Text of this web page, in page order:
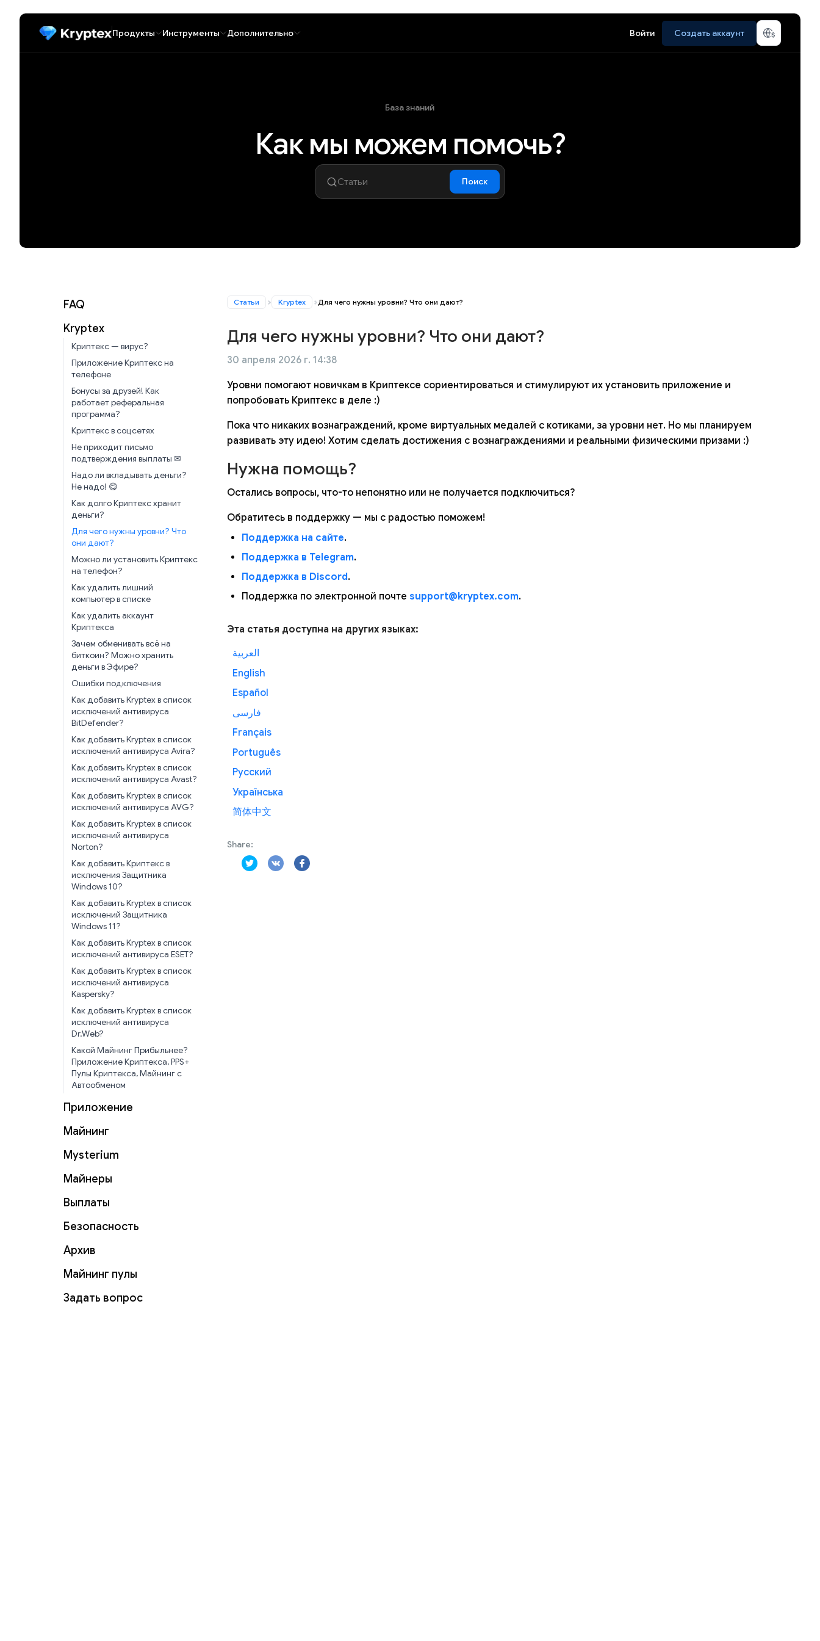
Продукты Инструменты Дополнительно Войти Создать аккаунт
База знаний
Как мы можем помочь?
Поиск
FAQ
Kryptex
Криптекс — вирус?
Приложение Криптекс на
телефоне
Бонусы за друзей! Как
работает реферальная
программа?
Криптекс в соцсетях
Не приходит письмо
подтверждения выплаты ✉
Надо ли вкладывать деньги?
Не надо! 😋
Как долго Криптекс хранит
деньги?
Для чего нужны уровни? Что
они дают?
Можно ли установить Криптекс
на телефон?
Как удалить лишний
компьютер в списке
Как удалить аккаунт
Криптекса
Зачем обменивать всё на
биткоин? Можно хранить
деньги в Эфире?
Ошибки подключения
Как добавить Kryptex в список
исключений антивируса
BitDefender?
Как добавить Kryptex в список
исключений антивируса Avira?
Как добавить Kryptex в список
исключений антивируса Avast?
Как добавить Kryptex в список
исключений антивируса AVG?
Как добавить Kryptex в список
исключений антивируса
Norton?
Как добавить Криптекс в
исключения Защитника
Windows 10?
Как добавить Kryptex в список
исключений Защитника
Windows 11?
Как добавить Kryptex в список
исключений антивируса ESET?
Как добавить Kryptex в список
исключений антивируса
Kaspersky?
Как добавить Kryptex в список
исключений антивируса
Dr.Web?
Какой Майнинг Прибыльнее?
Приложение Криптекса, PPS+
Пулы Криптекса, Майнинг с
Автообменом
Приложение
Майнинг
Mysterium
Майнеры
Выплаты
Безопасность
Архив
Майнинг пулы
Задать вопрос
Статьи Kryptex Для чего нужны уровни? Что они дают?
Для чего нужны уровни? Что они дают?
30 апреля 2026 г. 14:38
Уровни помогают новичкам в Криптексе сориентироваться и стимулируют их установить приложение и
попробовать Криптекс в деле :)
Пока что никаких вознаграждений, кроме виртуальных медалей с котиками, за уровни нет. Но мы планируем
развивать эту идею! Хотим сделать достижения с вознаграждениями и реальными физическими призами :)
Нужна помощь?
Остались вопросы, что-то непонятно или не получается подключиться?
Обратитесь в поддержку — мы с радостью поможем!
Поддержка на сайте.
Поддержка в Telegram.
Поддержка в Discord.
Поддержка по электронной почте support@kryptex.com.
Эта статья доступна на других языках:
العربية
English
Español
فارسی
Français
Português
Русский
Українська
简体中文
Share: